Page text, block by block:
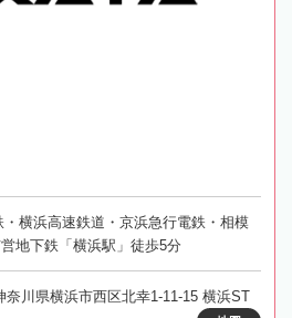
横浜高速鉄道・京浜急行電鉄・相模
地下鉄「横浜駅」徒歩5分
奈川県横浜市西区北幸1-11-15 横浜ST